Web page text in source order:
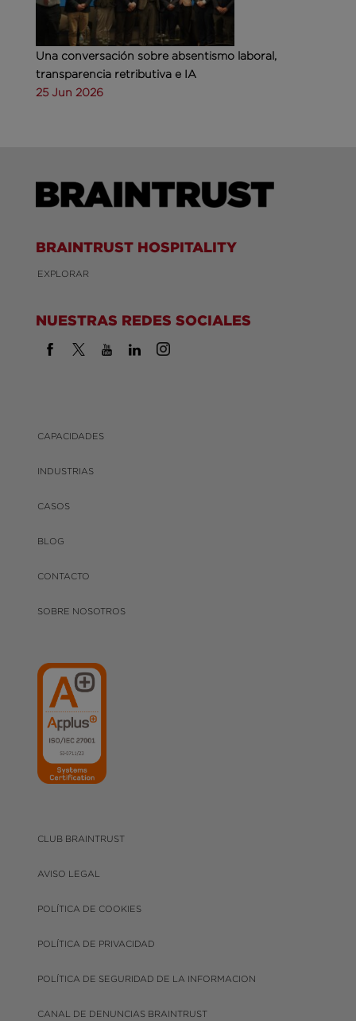
Una conversación sobre absentismo laboral,
transparencia retributiva e IA
25 Jun 2026
BRAINTRUST HOSPITALITY
EXPLORAR
NUESTRAS REDES SOCIALES
CAPACIDADES
INDUSTRIAS
CASOS
BLOG
CONTACTO
SOBRE NOSOTROS
CLUB BRAINTRUST
AVISO LEGAL
POLÍTICA DE COOKIES
POLÍTICA DE PRIVACIDAD
POLÍTICA DE SEGURIDAD DE LA INFORMACION
CANAL DE DENUNCIAS BRAINTRUST